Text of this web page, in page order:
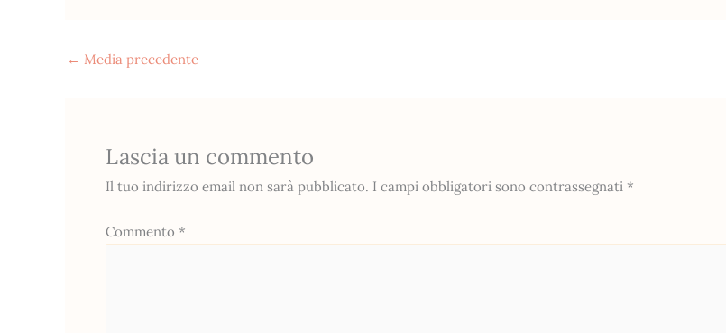
← Media precedente
Lascia un commento
Il tuo indirizzo email non sarà pubblicato. I campi obbligatori sono contrassegnati *
Commento *